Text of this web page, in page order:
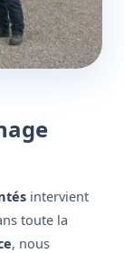
intervient
toute la
, nous